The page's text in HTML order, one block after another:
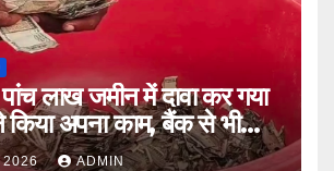
लाख जमीन में दावा कर गया
अपना काम, बैंक से भी
।।
2026 ADMIN